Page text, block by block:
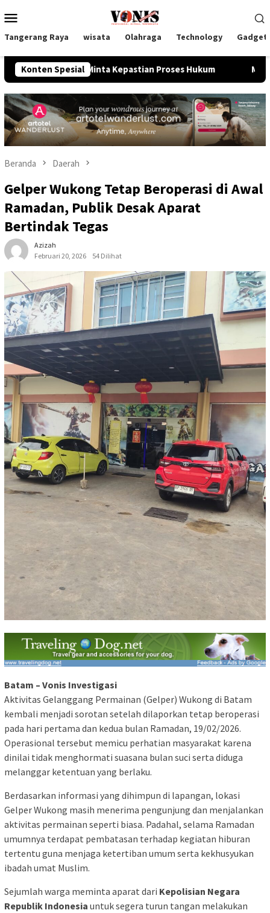
ke
Mobile
Tangerang Raya wisata Olahraga Technology
Konten Spesial
Minta Kepastian Proses Hukum Meggie
Beranda Daerah
Gelper Wukong Tetap Beroperasi di Awal
Ramadan, Publik Desak Aparat
Bertindak Tegas
Azizah
Februari 20, 2026
54 Dilihat
Batam – Vonis Investigasi
Aktivitas Gelanggang Permainan (Gelper) Wukong di Batam
kembali menjadi sorotan setelah dilaporkan tetap beroperasi
pada hari pertama dan kedua bulan Ramadan, 19/02/2026.
Operasional tersebut memicu perhatian masyarakat karena
dinilai tidak menghormati suasana bulan suci serta diduga
melanggar ketentuan yang berlaku.
Berdasarkan informasi yang dihimpun di lapangan, lokasi
Gelper Wukong masih menerima pengunjung dan menjalankan
aktivitas permainan seperti biasa. Padahal, selama Ramadan
umumnya terdapat pembatasan terhadap kegiatan hiburan
tertentu guna menjaga ketertiban umum serta kekhusyukan
ibadah umat Muslim.
Sejumlah warga meminta aparat dari Kepolisian Negara
Republik Indonesia untuk segera turun tangan melakukan